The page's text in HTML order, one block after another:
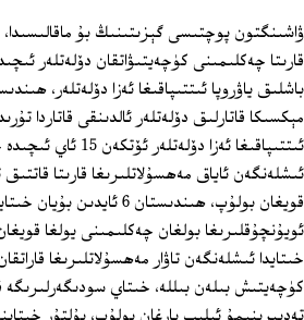
ۋاشىنگتون پوچتىسى گېزىتىنىڭ بۇ ماقالىسىدا،
قارىتا چەكلىمىنى كۈچەيتىۋاتقان دۆلەتلەر
باشلىق ياۋروپا ئىتتىپاقىغا ئەزا دۆلەتلەر،
مېكسىكا قاتارلىق دۆلەتلەر ئالدىنقى قاتاردا
ئىتتىپاقىغا ئەزا
ئىشلەنگەن ئاياق مەھسۇلاتلىرىغا قارىتا
قويغان بولۇپ، ھىندىستان 6
ئويۇنچۇقلىرىغا بولغان چەكلىمىنى يولغا
خىتايدا ئىشلەنگەن تاۋار مەھسۇلاتلىرىغا
كۈچەيتىش بىلەن بىللە، خىتاي سودىگەرلىرىگە